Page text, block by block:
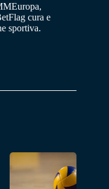
cura e
sportiva.